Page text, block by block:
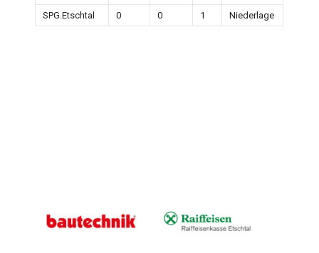
SPG.Etschtal 0 0 1 Niederlage